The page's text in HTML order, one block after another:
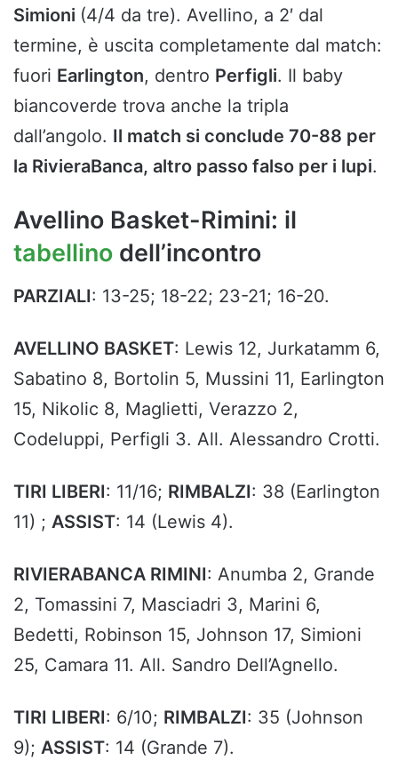
Simioni (4/4 da tre). Avellino, a 2′ dal
termine, è uscita completamente dal match:
fuori Earlington, dentro Perfigli. Il baby
biancoverde trova anche la tripla
dall’angolo. Il match si conclude 70-88 per
la RivieraBanca, altro passo falso per i lupi.
Avellino Basket-Rimini: il
tabellino dell’incontro
PARZIALI: 13-25; 18-22; 23-21; 16-20.
AVELLINO BASKET: Lewis 12, Jurkatamm 6,
Sabatino 8, Bortolin 5, Mussini 11, Earlington
15, Nikolic 8, Maglietti, Verazzo 2,
Codeluppi, Perfigli 3. All. Alessandro Crotti.
TIRI LIBERI: 11/16; RIMBALZI: 38 (Earlington
11) ; ASSIST: 14 (Lewis 4).
RIVIERABANCA RIMINI: Anumba 2, Grande
2, Tomassini 7, Masciadri 3, Marini 6,
Bedetti, Robinson 15, Johnson 17, Simioni
25, Camara 11. All. Sandro Dell’Agnello.
TIRI LIBERI: 6/10; RIMBALZI: 35 (Johnson
9); ASSIST: 14 (Grande 7).